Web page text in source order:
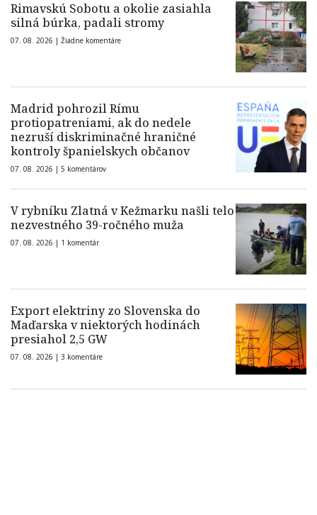
Rimavskú Sobotu a okolie zasiahla
silná búrka, padali stromy
07. 08. 2026 | Žiadne komentáre
Madrid pohrozil Rímu
protiopatreniami, ak do nedele
nezruší diskriminačné hraničné
kontroly španielskych občanov
07. 08. 2026 | 5 komentárov
V rybníku Zlatná v Kežmarku našli telo
nezvestného 39-ročného muža
07. 08. 2026 | 1 komentár
Export elektriny zo Slovenska do
Maďarska v niektorých hodinách
presiahol 2,5 GW
07. 08. 2026 | 3 komentáre